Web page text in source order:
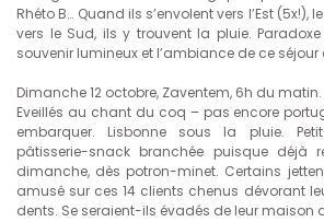
Rhéto B… Quand ils s’envolent vers l’Est (5x!),
vers le Sud, ils y trouvent la pluie.
souvenir lumineux et l’ambiance de ce séjour
Dimanche 12 octobre, Zaventem, 6h du matin.
Eveillés au chant du coq – pas encore
embarquer. Lisbonne sous la pluie.
pâtisserie-snack branchée puisque déjà
dimanche, dès potron-minet. Certains
amusé sur ces 14 clients chenus dévorant
dents. Se seraient-ils évadés de leur maison